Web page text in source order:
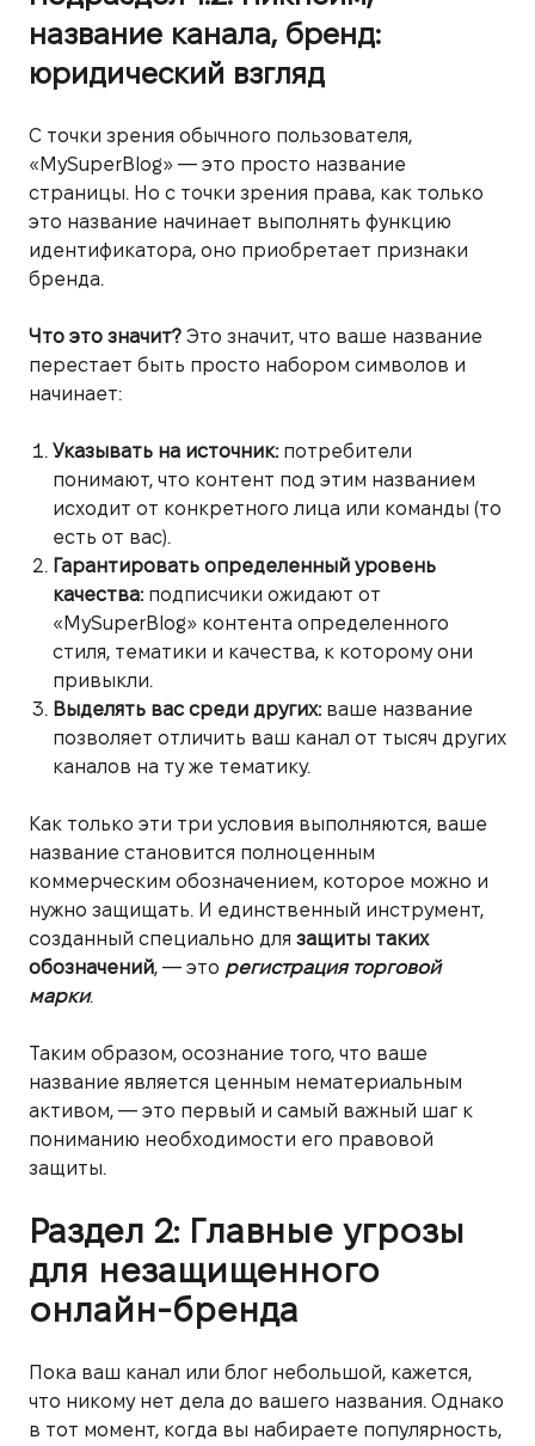
название канала, бренд:
юридический взгляд
С точки зрения обычного пользователя,
«MySuperBlog» — это просто название
страницы. Но с точки зрения права, как только
это название начинает выполнять функцию
идентификатора, оно приобретает признаки
бренда.
Что это значит? Это значит, что ваше название
перестает быть просто набором символов и
начинает:
Указывать на источник:потребители
понимают, что контент под этим названием
исходит от конкретного лица или команды (то
есть от вас).
Гарантировать определенный уровень
качества:подписчики ожидают от
«MySuperBlog» контента определенного
стиля, тематики и качества, к которому они
привыкли.
Выделять вас среди других:ваше название
позволяет отличить ваш канал от тысяч других
каналов на ту же тематику.
Как только эти три условия выполняются, ваше
название становится полноценным
коммерческим обозначением, которое можно и
нужно защищать. И единственный инструмент,
созданный специально для защиты таких
обозначений, — это регистрация торговой
марки.
Таким образом, осознание того, что ваше
название является ценным нематериальным
активом, — это первый и самый важный шаг к
пониманию необходимости его правовой
защиты.
Раздел 2: Главные угрозы
для незащищенного
онлайн-бренда
Пока ваш канал или блог небольшой, кажется,
что никому нет дела до вашего названия. Однако
в тот момент, когда вы набираете популярность,